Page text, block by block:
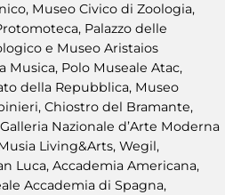
Museo Civico di Zoologia,
Palazzo delle
e Museo Aristaios
Polo Museale Atac,
della Repubblica, Museo
Chiostro del Bramante,
Nazionale d’Arte Moderna
Living&Arts, Wegil,
Luca, Accademia Americana,
Accademia di Spagna,